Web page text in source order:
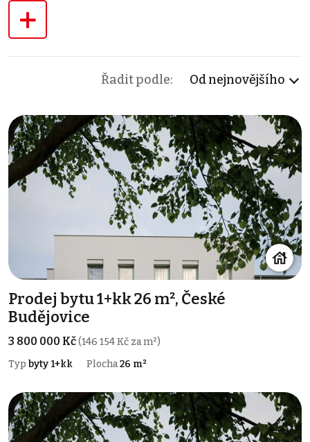
+
Řadit podle: Od nejnovějšího
Prodej bytu 1+kk 26 m², České
Budějovice
3 800 000 Kč(146 154 Kč za m²)
Typ byty 1+kk Plocha26 m²